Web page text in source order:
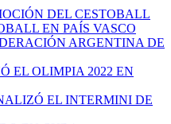
DEL CESTOBALL
EN PAÍS VASCO
ARGENTINA DE
EL OLIMPIA 2022 EN
EL INTERMINI DE